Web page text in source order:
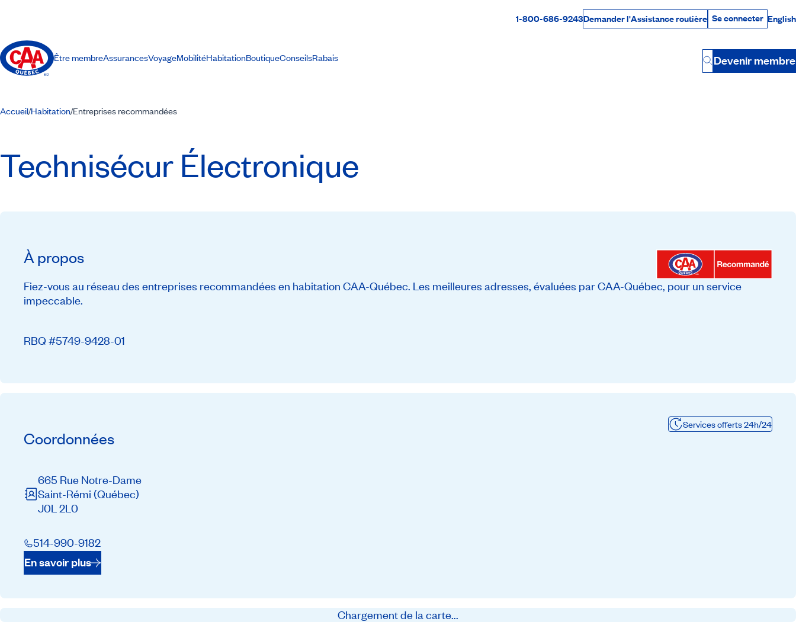
Par téléphone
1-800-686-9243Demander l'Assistance routière Se connecter
Se connecter English
Être membreAssurancesVoyageMobilitéHabitationBoutiqueConseilsRabais
Button
Devenir membre
Accueil/Habitation/Entreprises recommandées
Technisécur Électronique
Recommandé par CAA-Québec
À propos
Fiez-vous au réseau des entreprises recommandées en habitation CAA-Québec. Les meilleures adresses, évaluées par CAA-Québec, pour un service
impeccable.
RBQ #5749-9428-01
Coordonnées
Services offerts 24h/24
665 Rue Notre-Dame
Saint-Rémi (Québec)
J0L 2L0
514-990-9182
En savoir plus
Chargement de la carte...